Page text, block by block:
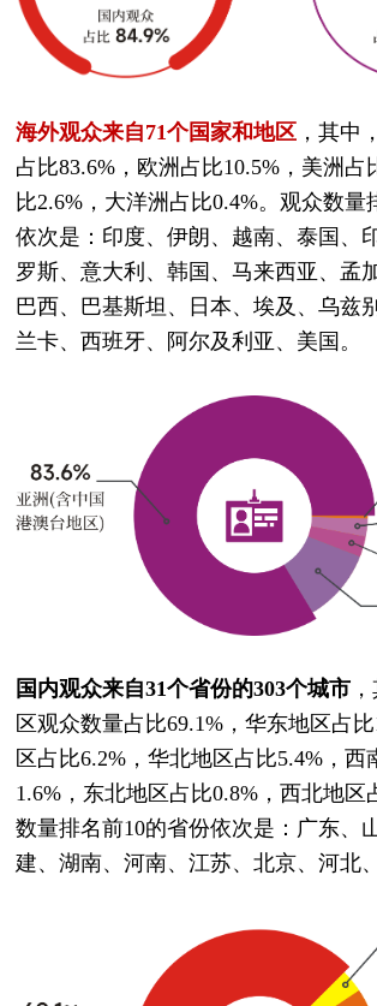
海外观众来自71个国家和地区 ，其中
占比83.6%，欧洲占比10.5%，美洲占
比2.6%，大洋洲占比0.4%。观众数量
依次是：印度、伊朗、越南、泰国、
罗斯、意大利、韩国、马来西亚、孟
巴西、巴基斯坦、日本、埃及、乌兹
兰卡、西班牙、阿尔及利亚、美国。
国内观众来自31个省份的303个城市
区观众数量占比69.1%，华东地区占
区占比6.2%，华北地区占比5.4%，西
1.6%，东北地区占比0.8%，西北地区
数量排名前10的省份依次是：广东、
建、湖南、河南、江苏、北京、河北